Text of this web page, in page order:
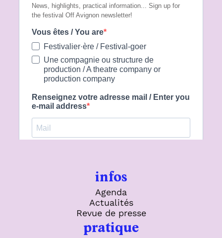
infos
Agenda
Actualités
Revue de presse
pratique